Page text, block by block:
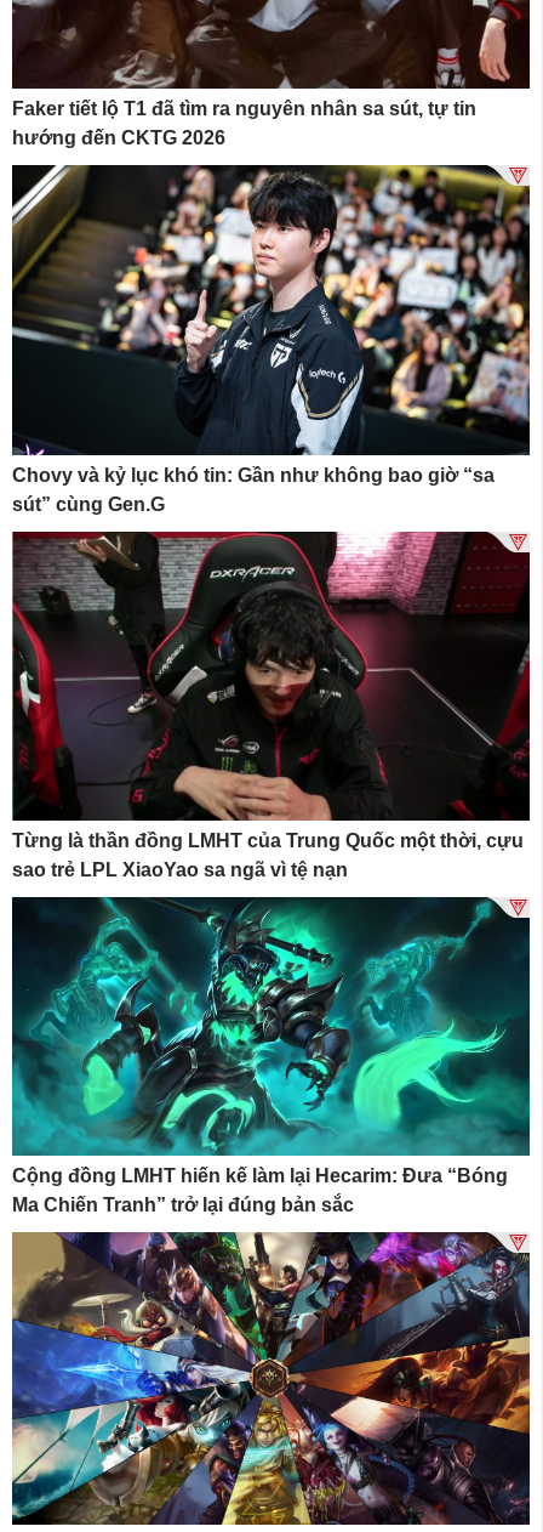
Faker tiết lộ T1 đã tìm ra nguyên nhân sa sút, tự tin
hướng đến CKTG 2026
Chovy và kỷ lục khó tin: Gần như không bao giờ “sa
sút” cùng Gen.G
Từng là thần đồng LMHT của Trung Quốc một thời, cựu
sao trẻ LPL XiaoYao sa ngã vì tệ nạn
Cộng đồng LMHT hiến kế làm lại Hecarim: Đưa “Bóng
Ma Chiến Tranh” trở lại đúng bản sắc